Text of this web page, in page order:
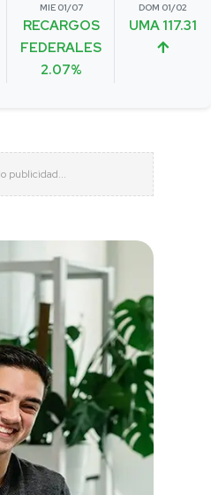
MIE 01/07
RECARGOS
FEDERALES
2.07%
DOM 01/02
UMA 117.31